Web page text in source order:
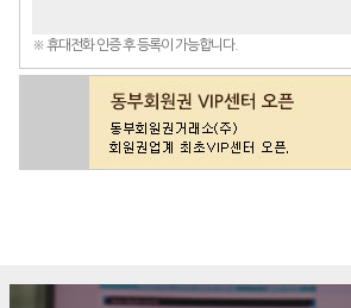
※ 휴대전화 인증 후 등록이 가능합니다.
구매문의 상담신청